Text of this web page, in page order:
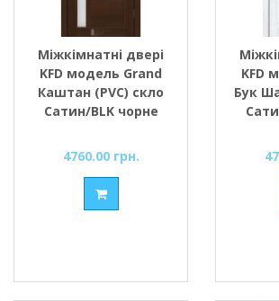
Міжкімнатні двері
KFD модель Grand
Каштан (PVC) скло
Сатин/BLK чорне
4760.00 грн.
KFD
Бук